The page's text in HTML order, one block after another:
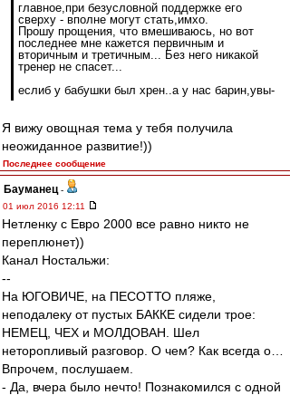
главное,при безусловной поддержке его
сверху - вполне могут стать,имхо.
Прошу прощения, что вмешиваюсь, но вот
последнее мне кажется первичным и
вторичным и третичным... Без него никакой
тренер не спасет...
еслиб у бабушки был хрен..а у нас барин,увы-
Я вижу овощная тема у тебя получила
неожиданное развитие!))
Последнее сообщение
Бауманец -
01 июл 2016 12:11
Нетленку с Евро 2000 все равно никто не
переплюнет))
Канал Ностальжи:
--
На ЮГОВИЧЕ, на ПЕСОТТО пляже,
неподалеку от пустых БАККЕ сидели трое:
НЕМЕЦ, ЧЕХ и МОЛДОВАН. Шел
неторопливый разговор. О чем? Как всегда о…
Впрочем, послушаем.
- Да, вчера было нечто! Познакомился с одной